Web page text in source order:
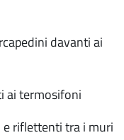
davanti ai
ai termosifoni
e riflettenti tra i muri